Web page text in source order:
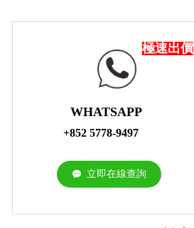
WHATSAPP
+852 5778-9497
끁 立即在線查詢
極速出價